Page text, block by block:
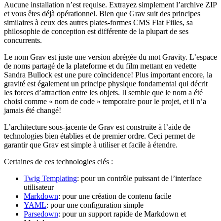
Aucune installation n’est requise. Extrayez simplement l’archive ZIP
et vous êtes déjà opérationnel. Bien que Grav suit des principes
similaires à ceux des autres plates-formes CMS Flat Fiiles, sa
philosophie de conception est différente de la plupart de ses
concurrents.
Le nom Grav est juste une version abrégée du mot Gravity. L’espace
de noms partagé de la plateforme et du film mettant en vedette
Sandra Bullock est une pure coïncidence! Plus important encore, la
gravité est également un principe physique fondamental qui décrit
les forces d’attraction entre les objets. Il semble que le nom a été
choisi comme « nom de code » temporaire pour le projet, et il n’a
jamais été changé!
L’architecture sous-jacente de Grav est construite à l’aide de
technologies bien établies et de premier ordre. Ceci permet de
garantir que Grav est simple à utiliser et facile à étendre.
Certaines de ces technologies clés :
Twig Templating: pour un contrôle puissant de l’interface
utilisateur
Markdown: pour une création de contenu facile
YAML: pour une configuration simple
Parsedown: pour un support rapide de Markdown et